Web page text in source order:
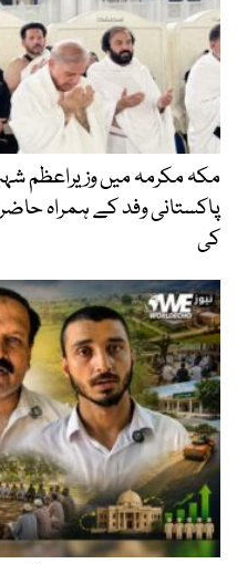
مکہ مکرمہ میں وزیراعظم
پاکستانی وفد کے ہمراہ
کی